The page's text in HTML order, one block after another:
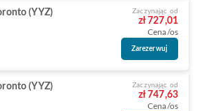
(YYZ) Zaczynając od
zł 727,01
Cena/os
Zarezerwuj
(YYZ) Zaczynając od
zł 747,63
Cena/os